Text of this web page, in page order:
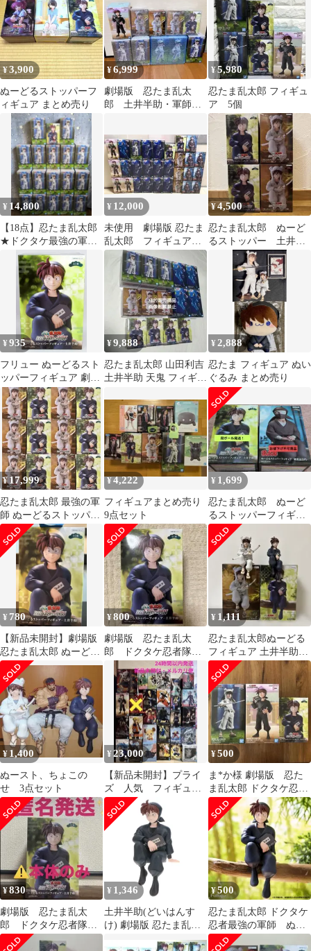
隊最強の軍師
¥3,900
ぬーどるストッパーフ
ィギュア まとめ売り
¥6,999
劇場版 忍たま乱太
郎 土井半助・軍師天
¥5,980
忍たま乱太郎 フィギュ
ア 5個
¥ 14,800
【18点】忍たま乱太郎
★ドクタケ最強の軍師
★土井半助★天鬼★ぬ
ーどるストッパー他
¥ 12,000
未使用 劇場版 忍たま
乱太郎 フィギュア
29体セット 土井半
助 山田利吉 天鬼
¥4,500
忍たま乱太郎 ぬーど
るストッパー 土井半
助 天鬼 フィギュア
¥935
フリュー ぬーどるスト
ッパーフィギュア 劇場
版 忍たま乱太郎 ドクタ
ケ忍者隊最強の軍 土井
半助 再販版
¥9,888
忍たま乱太郎 山田利吉
土井半助 天鬼 フィギュ
¥2,888
忍たま フィギュア ぬい
ぐるみ まとめ売り
¥ 17,999
忍たま乱太郎 最強の軍
師 ぬーどるストッパー
フィギュア 土井半助 天
鬼まとめ売り
¥4,222
フィギュアまとめ売り
9点セット
¥ 1,699
忍たま乱太郎 ぬーど
るストッパーフィギュ
ア 土井半助・雑渡昆
奈門 2体セット
¥ 780
【新品未開封】劇場版
忍たま乱太郎 ぬーどる
ストッパーフィギュア
土井半助
¥800
劇場版 忍たま乱太
郎 ドクタケ忍者隊
フィギュア 土井半
助 ぬーどるストッパ
¥ 1,111
忍たま乱太郎ぬーどる
フィギュア 土井半助・
天鬼セット おまけ付き
¥ 1,400
ぬースト、ちょこの
せ 3点セット
¥ 23,000
【新品未開封】プライ
ズ 人気 フィギュ
ア まとめ売り 27体
¥500
ま*か様 劇場版 忍た
ま乱太郎 ドクタケ忍者
隊最強の軍師 土井半
助 フィギュア
¥830
劇場版 忍たま乱太
郎 ドクタケ忍者隊
フィギュア 土井半
¥ 1,346
土井半助(どいはんす
け) 劇場版 忍たま乱太
郎 ドクタケ忍者隊最強
¥500
忍たま乱太郎 ドクタケ
忍者最強の軍師 ぬー
どるストッパーフィギ